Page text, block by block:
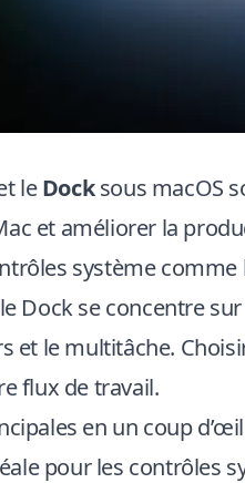
leDocksous macOS
et améliorer la
système comme
Dock se concentre
et le multitâche.
flux de travail.
en un coup
pour les contrôles